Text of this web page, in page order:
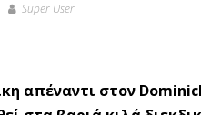
Super User
απέναντι στον